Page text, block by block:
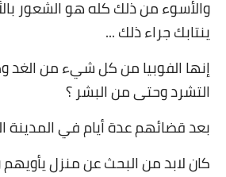
والأسوء من ذلك كله هو الشعور
ينتابك جراء ذلك...
إنها الفوبيا من كل شيء من الغد
التشرد وحتى من البشر ؟
بعد قضائهم عدة أيام في المدينة
كان لابد من البحث عن منزل